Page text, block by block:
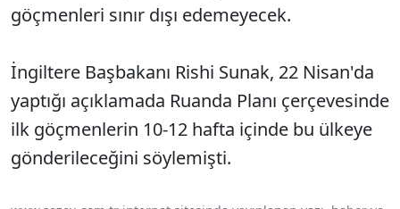
göçmenleri sınır dışı edemeyecek.
İngiltere Başbakanı Rishi Sunak, 22 Nisan'da
yaptığı açıklamada Ruanda Planı çerçevesinde
ilk göçmenlerin 10-12 hafta içinde bu ülkeye
gönderileceğini söylemişti.